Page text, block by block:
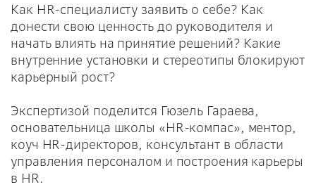
Как HR-специалисту заявить о себе? Как
донести свою ценность до руководителя и
начать влиять на принятие решений? Какие
внутренние установки и стереотипы блокируют
карьерный рост?
Экспертизой поделится Гюзель Гараева,
основательница школы «HR-компас», ментор,
коуч HR-директоров, консультант в области
управления персоналом и построения карьеры
в HR.